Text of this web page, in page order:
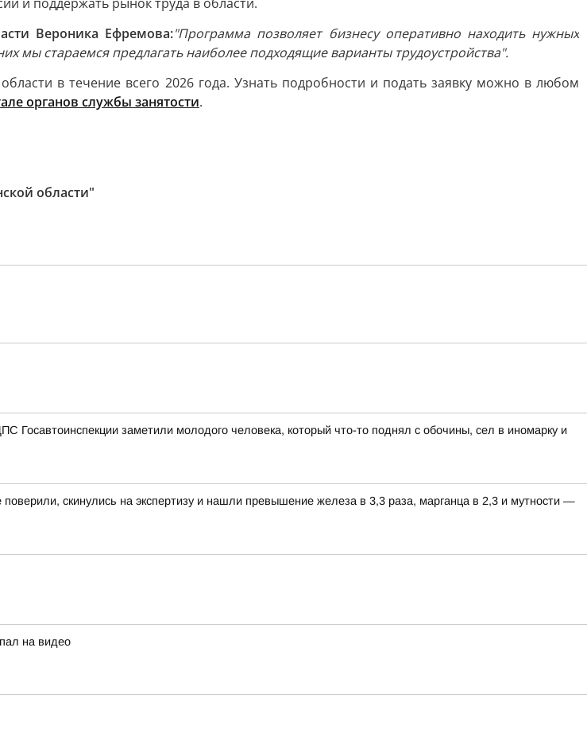
Вероника Ефремова:"Программа позволяет бизнесу оперативно находить нужных
мы стараемся предлагать наиболее подходящие варианты трудоустройства".
в течение всего 2026 года. Узнать подробности и подать заявку можно в любом
органов службы занятости.
области"
Госавтоинспекции заметили молодого человека, который что-то поднял с обочины, сел в иномарку и
скинулись на экспертизу и нашли превышение железа в 3,3 раза, марганца в 2,3 и мутности —
на видео